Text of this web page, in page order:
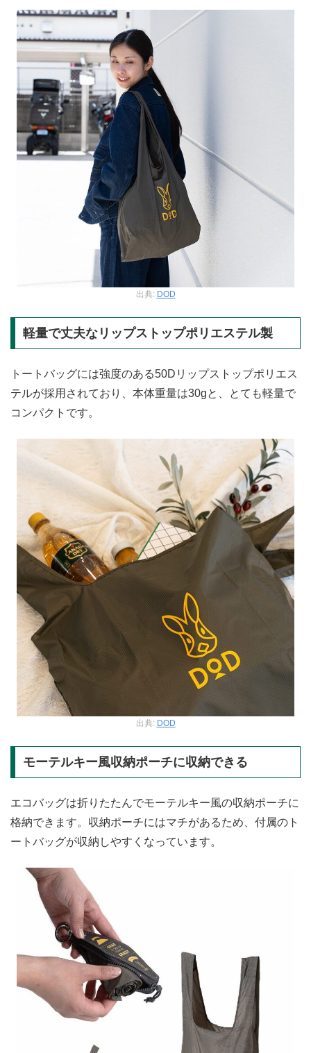
出典: DOD
軽量で丈夫なリップストップポリエステル製
トートバッグには強度のある50Dリップストップポリエス
テルが採用されており、本体重量は30gと、とても軽量で
コンパクトです。
出典: DOD
モーテルキー風収納ポーチに収納できる
エコバッグは折りたたんでモーテルキー風の収納ポーチに
格納できます。収納ポーチにはマチがあるため、付属のト
ートバッグが収納しやすくなっています。